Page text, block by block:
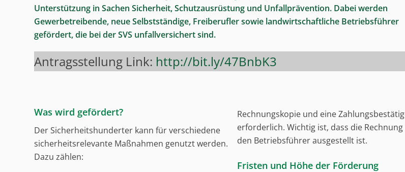
Unterstützung in Sachen Sicherheit, Schutzausrüstung und Unfallprävention. Dabei werden
Gewerbetreibende, neue Selbstständige, Freiberufler sowie landwirtschaftliche Betriebsführer
gefördert, die bei der SVS unfallversichert sind.
Antragsstellung Link: http://bit.ly/47BnbK3
Was wird gefördert?
Der Sicherheitshunderter kann für verschiedene
sicherheitsrelevante Maßnahmen genutzt werden.
Dazu zählen:
Rechnungskopie und eine
erforderlich. Wichtig ist, dass die
den Betriebsführer ausgestellt ist.
Fristen und Höhe der Förderung